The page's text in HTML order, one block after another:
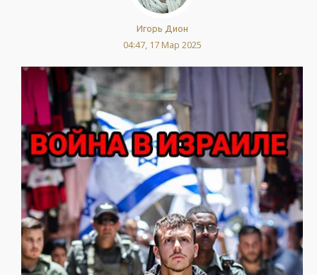
Игорь Дион
04:47, 17 Мар 2025